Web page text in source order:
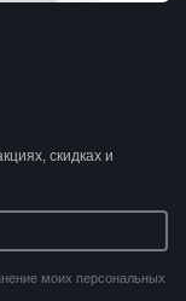
скидках и
моих персональных